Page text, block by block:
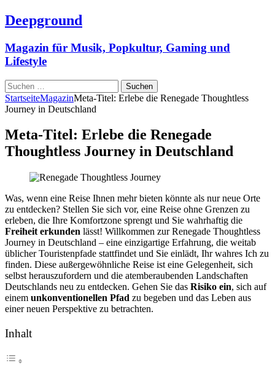
Deepground
Magazin für Musik, Popkultur, Gaming und
Lifestyle
Suchen
nach:
StartseiteMagazinMeta-Titel: Erlebe die Renegade Thoughtless
Journey in Deutschland
Meta-Titel: Erlebe die Renegade
Thoughtless Journey in Deutschland
Was, wenn eine Reise Ihnen mehr bieten könnte als nur neue Orte
zu entdecken? Stellen Sie sich vor, eine Reise ohne Grenzen zu
erleben, die Ihre Komfortzone sprengt und Sie wahrhaftig die
Freiheit erkunden lässt! Willkommen zur Renegade Thoughtless
Journey in Deutschland – eine einzigartige Erfahrung, die weitab
üblicher Touristenpfade stattfindet und Sie einlädt, Ihr wahres Ich zu
finden. Diese außergewöhnliche Reise ist eine Gelegenheit, sich
selbst herauszufordern und die atemberaubenden Landschaften
Deutschlands neu zu entdecken. Gehen Sie das Risiko ein, sich auf
einem unkonventionellen Pfad zu begeben und das Leben aus
einer neuen Perspektive zu betrachten.
Inhalt